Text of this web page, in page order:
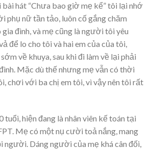
hát “Chưa bao giờ mẹ kể” tôi lại nhớ
phụ nữ tần tảo, luôn cố gắng chăm
đình, và mẹ cũng là người tôi yêu
để lo cho tôi và hai em của của tôi,
về khuya, sau khi đi làm về lại phải
Mặc dù thế nhưng mẹ vẫn có thời
chơi với ba chị em tôi, vì vậy nên tôi rất
tuổi, hiện đang là nhân viên kế toán tại
Mẹ có một nụ cười toả nắng, mang
người. Dáng người của mẹ khá cân đối,